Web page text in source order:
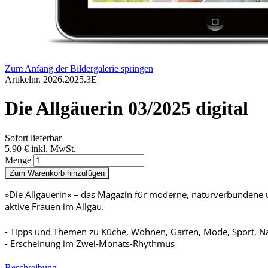
Zum Anfang der Bildergalerie springen
Artikelnr. 2026.2025.3E
Die Allgäuerin 03/2025 digital
Sofort lieferbar
5,90 € inkl. MwSt.
Menge
Zum Warenkorb hinzufügen
»Die Allgäuerin« – das Magazin für moderne, naturverbundene
aktive Frauen im Allgäu.
- Tipps und Themen zu Küche, Wohnen, Garten, Mode, Sport,
- Erscheinung im Zwei-Monats-Rhythmus